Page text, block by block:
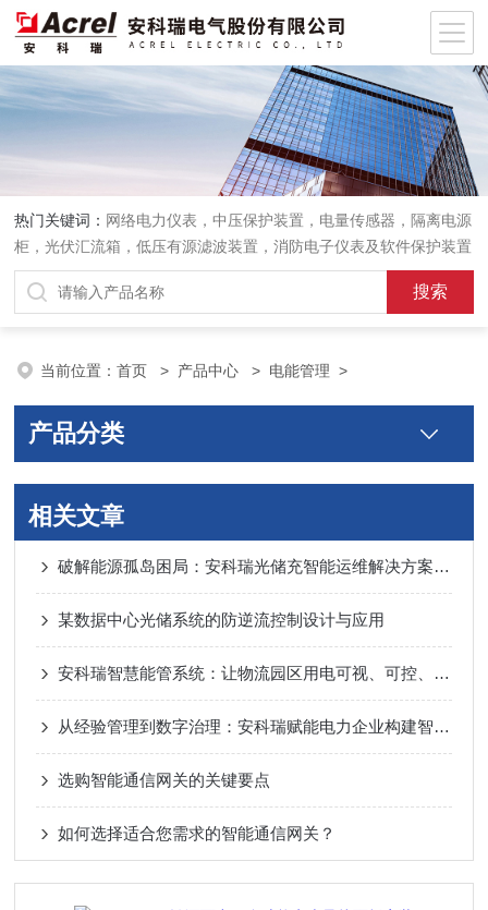
热门关键词： 网络电力仪表，中压保护装置，电量传感器，隔离电源
柜，光伏汇流箱，低压有源滤波装置，消防电子仪表及软件保护装置
当前位置：首页 > 产品中心 > 电能管理 >
产品分类
相关文章
破解能源孤岛困局：安科瑞光储充智能运维解决方案，助力场站价值全面提升
某数据中心光储系统的防逆流控制设计与应用
安科瑞智慧能管系统：让物流园区用电可视、可控、可优
从经验管理到数字治理：安科瑞赋能电力企业构建智能能耗体系
选购智能通信网关的关键要点
如何选择适合您需求的智能通信网关？